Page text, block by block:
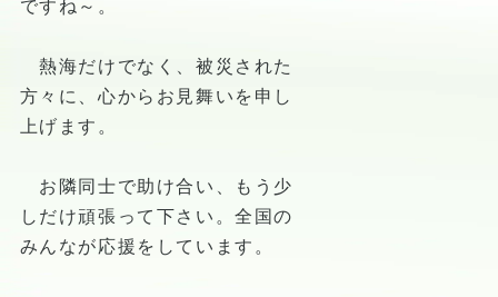
ですね～。
熱海だけでなく、被災された
方々に、心からお見舞いを申し
上げます。
お隣同士で助け合い、もう少
しだけ頑張って下さい。全国の
みんなが応援をしています。